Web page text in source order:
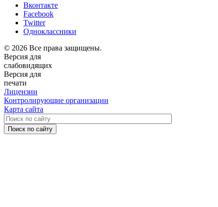
Вконтакте
Facebook
Twitter
Одноклассники
© 2026 Все права защищены.
Версия для
слабовидящих
Версия для
печати
Лицензии
Контролирующие организации
Карта сайта
Поиск по сайту